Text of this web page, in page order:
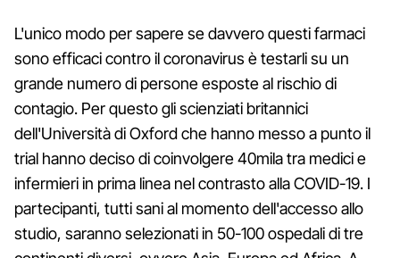
L'unico modo per sapere se davvero questi farmaci
sono efficaci contro il coronavirus è testarli su un
grande numero di persone esposte al rischio di
contagio. Per questo gli scienziati britannici
dell'Università di Oxford che hanno messo a punto il
trial hanno deciso di coinvolgere 40mila tra medici e
infermieri in prima linea nel contrasto alla COVID-19. I
partecipanti, tutti sani al momento dell'accesso allo
studio, saranno selezionati in 50-100 ospedali di tre